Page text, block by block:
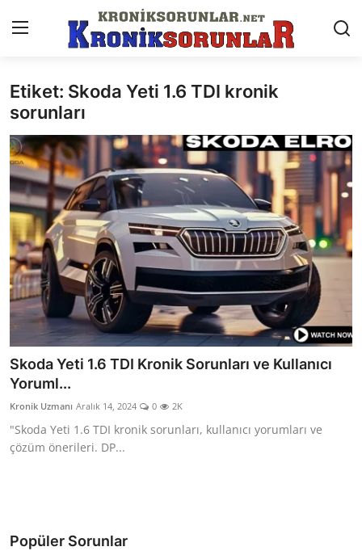
Anasayfa
Markalar
İletişim
Trafik & Cezalar
Sigorta & Kasko
Vergi & ÖTV & MTV
Muayene & Ruhsat
Sorgulamalar
İkinci El & Alım-Satım
Bakım & Arıza Çözümleri
Elektrikli & Hibrit
Etiket: Skoda Yeti 1.6 TDI kronik
sorunları
Skoda Yeti 1.6 TDI Kronik Sorunları ve Kullanıcı
Yoruml...
Kronik Uzmanı Aralık 14, 2024 0 2K
"Skoda Yeti 1.6 TDI kronik sorunları, kullanıcı yorumları ve
çözüm önerileri. DP...
Popüler Sorunlar